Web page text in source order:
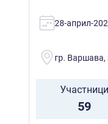
28-април-
гр.
Участници
59